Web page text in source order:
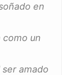
en
como un
amado